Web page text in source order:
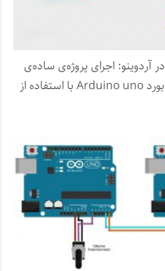
آموزش FreeRTOS در آردوینو: اجرای پروژه‌ی ساده‌ی
LED چشمک زن در بورد Arduino uno با استفاده از